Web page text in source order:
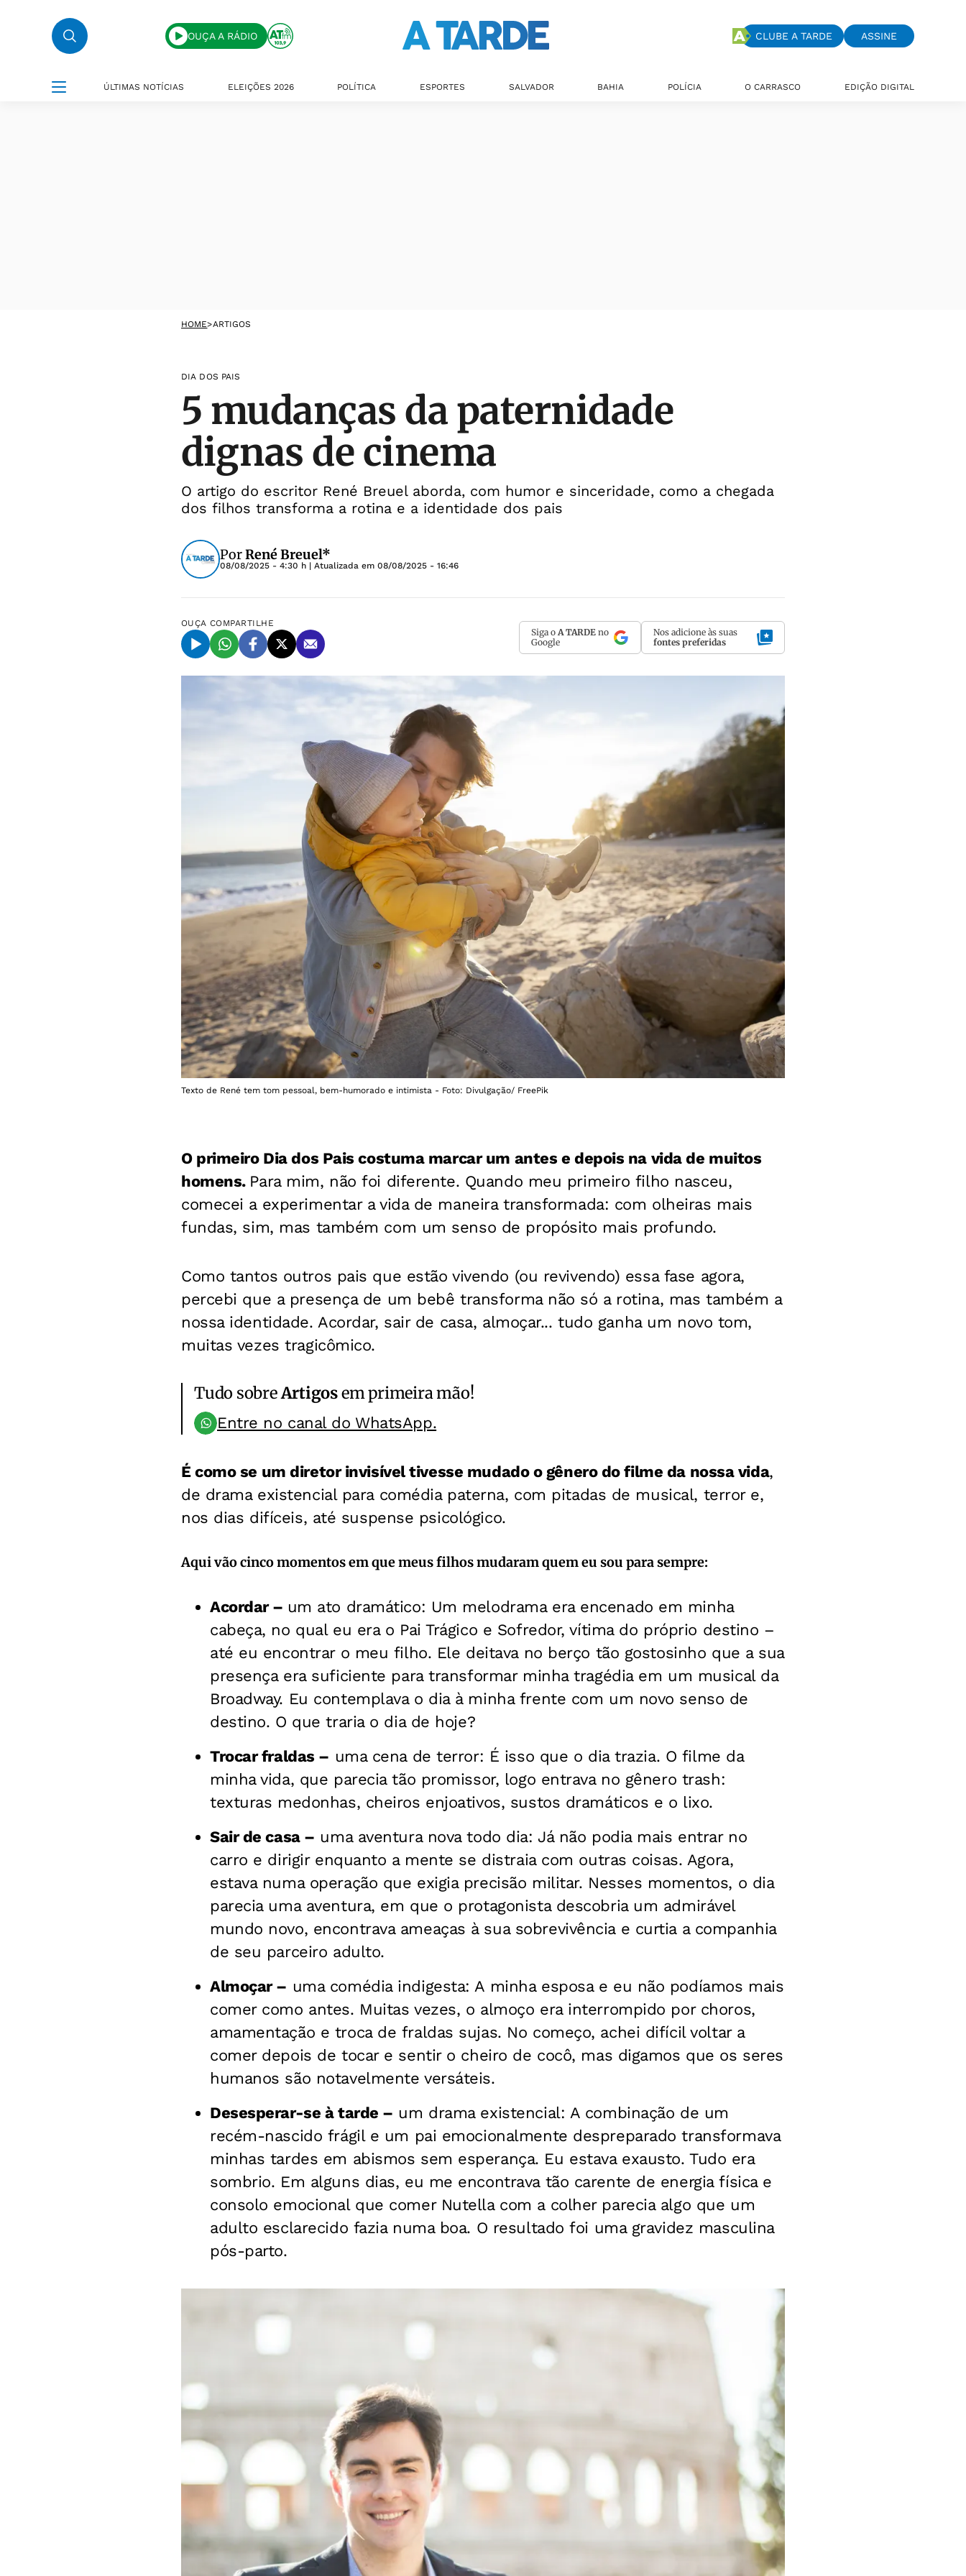
OUÇA A RÁDIO CLUBE A TARDE ASSINE
ÚLTIMAS NOTÍCIAS ELEIÇÕES 2026 POLÍTICA ESPORTES SALVADOR BAHIA POLÍCIA O CARRASCO EDIÇÃO DIGITAL
HOME>ARTIGOS
DIA DOS PAIS
5 mudanças da paternidade
dignas de cinema
O artigo do escritor René Breuel aborda, com humor e sinceridade, como a chegada
dos filhos transforma a rotina e a identidade dos pais
PorRené Breuel*
08/08/2025 - 4:30 h | Atualizada em 08/08/2025 - 16:46
OUÇA COMPARTILHE
Siga o A TARDE no
Google
Nos adicione às suas
fontes preferidas
Texto de René tem tom pessoal, bem-humorado e intimista - Foto: Divulgação/ FreePik
O primeiro Dia dos Pais costuma marcar um antes e depois na vida de muitos
homens. Para mim, não foi diferente. Quando meu primeiro filho nasceu,
comecei a experimentar a vida de maneira transformada: com olheiras mais
fundas, sim, mas também com um senso de propósito mais profundo.
Como tantos outros pais que estão vivendo (ou revivendo) essa fase agora,
percebi que a presença de um bebê transforma não só a rotina, mas também a
nossa identidade. Acordar, sair de casa, almoçar... tudo ganha um novo tom,
muitas vezes tragicômico.
Tudo sobreArtigosem primeira mão!
Entre no canal do WhatsApp.
É como se um diretor invisível tivesse mudado o gênero do filme da nossa vida,
de drama existencial para comédia paterna, com pitadas de musical, terror e,
nos dias difíceis, até suspense psicológico.
Aqui vão cinco momentos em que meus filhos mudaram quem eu sou para sempre:
Acordar – um ato dramático: Um melodrama era encenado em minha
cabeça, no qual eu era o Pai Trágico e Sofredor, vítima do próprio destino –
até eu encontrar o meu filho. Ele deitava no berço tão gostosinho que a sua
presença era suficiente para transformar minha tragédia em um musical da
Broadway. Eu contemplava o dia à minha frente com um novo senso de
destino. O que traria o dia de hoje?
Trocar fraldas – uma cena de terror: É isso que o dia trazia. O filme da
minha vida, que parecia tão promissor, logo entrava no gênero trash:
texturas medonhas, cheiros enjoativos, sustos dramáticos e o lixo.
Sair de casa – uma aventura nova todo dia: Já não podia mais entrar no
carro e dirigir enquanto a mente se distraia com outras coisas. Agora,
estava numa operação que exigia precisão militar. Nesses momentos, o dia
parecia uma aventura, em que o protagonista descobria um admirável
mundo novo, encontrava ameaças à sua sobrevivência e curtia a companhia
de seu parceiro adulto.
Almoçar – uma comédia indigesta: A minha esposa e eu não podíamos mais
comer como antes. Muitas vezes, o almoço era interrompido por choros,
amamentação e troca de fraldas sujas. No começo, achei difícil voltar a
comer depois de tocar e sentir o cheiro de cocô, mas digamos que os seres
humanos são notavelmente versáteis.
Desesperar-se à tarde – um drama existencial: A combinação de um
recém-nascido frágil e um pai emocionalmente despreparado transformava
minhas tardes em abismos sem esperança. Eu estava exausto. Tudo era
sombrio. Em alguns dias, eu me encontrava tão carente de energia física e
consolo emocional que comer Nutella com a colher parecia algo que um
adulto esclarecido fazia numa boa. O resultado foi uma gravidez masculina
pós-parto.